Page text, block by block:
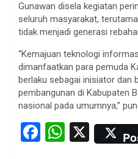
Gunawan disela kegiatan
seluruh masyarakat,
tidak menjadi generasi
“Kemajuan teknologi
dimanfaatkan para pemuda
berlaku sebagai inisiator dan
pembangunan di Kabupaten
nasional pada umumnya,”
F
W X